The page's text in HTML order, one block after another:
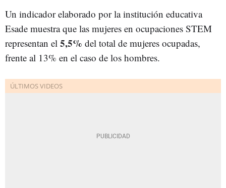
Un indicador elaborado por la institución educativa
Esade muestra que las mujeres en ocupaciones STEM
representan el 5,5% del total de mujeres ocupadas,
frente al 13% en el caso de los hombres.